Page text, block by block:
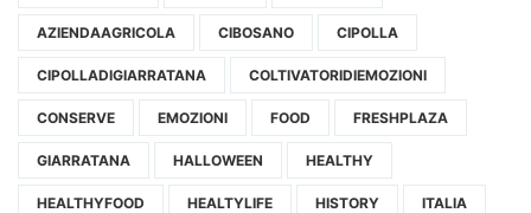
AZIENDAAGRICOLA CIBOSANO CIPOLLA
CIPOLLADIGIARRATANA COLTIVATORIDIEMOZIONI
CONSERVE EMOZIONI FOOD FRESHPLAZA
GIARRATANA HALLOWEEN HEALTHY
HEALTHYFOOD HEALTYLIFE HISTORY ITALIA